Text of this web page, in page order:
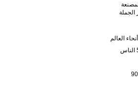
الجملة
العالم